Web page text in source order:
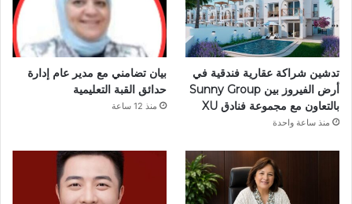
تدشين شراكة عقارية فندقية في
أرض الفيروز بين Sunny Group
بالتعاون مع مجموعة فنادق XU
منذ ساعة واحدة
بيان تضامني مع مدير عام إدارة
حدائق القبة التعليمية
منذ 12 ساعة